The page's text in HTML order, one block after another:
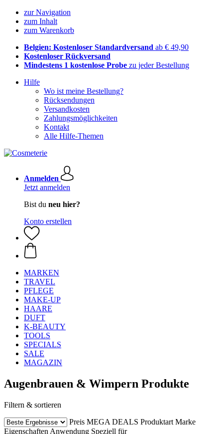
zur Navigation
zum Inhalt
zum Warenkorb
Belgien: Kostenloser Standardversand ab € 49,90
Kostenloser Rückversand
Mindestens 1 kostenlose Probe zu jeder Bestellung
Hilfe
Wo ist meine Bestellung?
Rücksendungen
Versandkosten
Zahlungsmöglichkeiten
Kontakt
Alle Hilfe-Themen
Anmelden
Jetzt anmelden
Bist du neu hier?
Konto erstellen
MARKEN
TRAVEL
PFLEGE
MAKE-UP
HAARE
DUFT
K-BEAUTY
TOOLS
SPECIALS
SALE
MAGAZIN
Augenbrauen & Wimpern Produkte
Filtern & sortieren
Preis MEGA DEALS Produktart Marke
Eigenschaften Anwendung Speziell für